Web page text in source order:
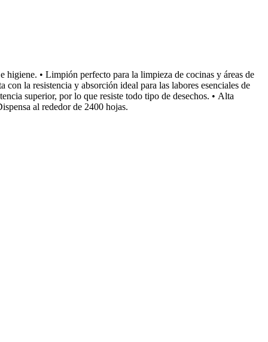
higiene. • Limpión perfecto para la limpieza de cocinas y áreas de
la resistencia y absorción ideal para las labores esenciales de
superior, por lo que resiste todo tipo de desechos. • Alta
al rededor de 2400 hojas.